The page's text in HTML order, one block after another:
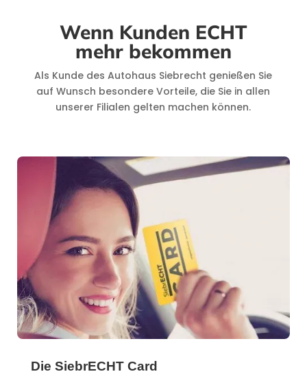
Wenn Kunden ECHT
mehr bekommen
Als Kunde des Autohaus Siebrecht genießen Sie
auf Wunsch besondere Vorteile, die Sie in allen
unserer Filialen gelten machen können.
Die SiebrECHT Card